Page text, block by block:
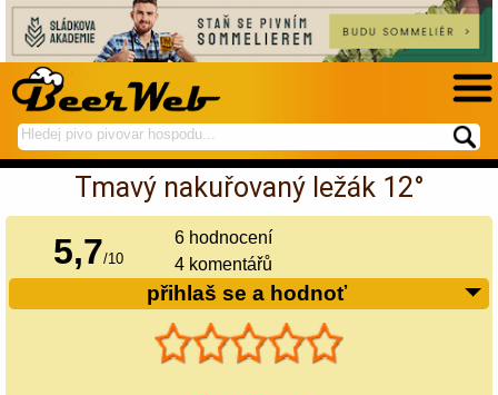
hledej
na
spustí
hledání
Tmavý nakuřovaný ležák 12°
5,7/10
6 hodnocení
4 komentářů
přihlaš se a hodnoť